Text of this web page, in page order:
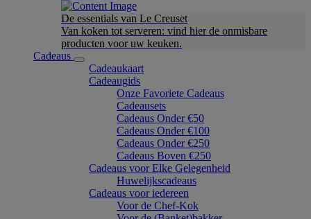
De essentials van Le Creuset
Van koken tot serveren: vind hier de onmisbare
producten voor uw keuken.
Cadeaus
Cadeaukaart
Cadeaugids
Onze Favoriete Cadeaus
Cadeausets
Cadeaus Onder €50
Cadeaus Onder €100
Cadeaus Onder €250
Cadeaus Boven €250
Cadeaus voor Elke Gelegenheid
Huwelijkscadeaus
Cadeaus voor iedereen
Voor de Chef-Kok